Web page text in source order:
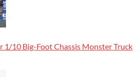
1/10 Big-Foot Chassis Monster Truck